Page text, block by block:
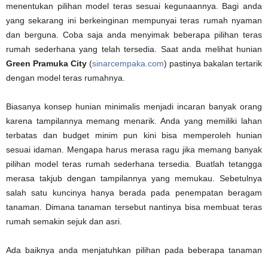
menentukan pilihan model teras sesuai kegunaannya. Bagi anda
yang sekarang ini berkeinginan mempunyai teras rumah nyaman
dan berguna. Coba saja anda menyimak beberapa pilihan teras
rumah sederhana yang telah tersedia. Saat anda melihat hunian
Green Pramuka City (sinarcempaka.com) pastinya bakalan tertarik
dengan model teras rumahnya.
Biasanya konsep hunian minimalis menjadi incaran banyak orang
karena tampilannya memang menarik. Anda yang memiliki lahan
terbatas dan budget minim pun kini bisa memperoleh hunian
sesuai idaman. Mengapa harus merasa ragu jika memang banyak
pilihan model teras rumah sederhana tersedia. Buatlah tetangga
merasa takjub dengan tampilannya yang memukau. Sebetulnya
salah satu kuncinya hanya berada pada penempatan beragam
tanaman. Dimana tanaman tersebut nantinya bisa membuat teras
rumah semakin sejuk dan asri.
Ada baiknya anda menjatuhkan pilihan pada beberapa tanaman